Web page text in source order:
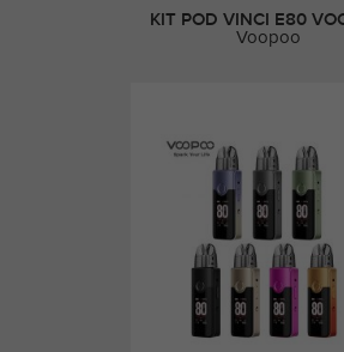
KIT POD VINCI E80
Voopoo